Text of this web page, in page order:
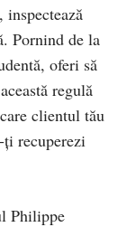
Pornind de la
oferi să
regulă
clientul tău
ţi recuperezi
Philippe